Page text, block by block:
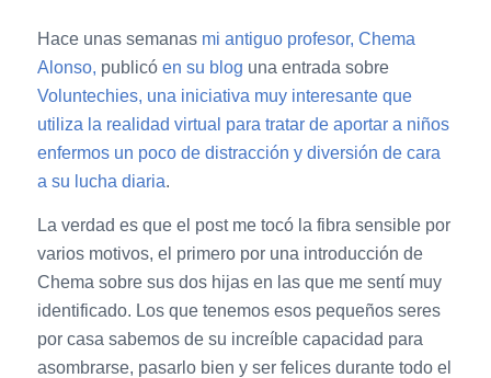
Hace unas semanas mi antiguo profesor, Chema
Alonso, publicó en su blog una entrada sobre
Voluntechies, una iniciativa muy interesante que
utiliza la realidad virtual para tratar de aportar a niños
enfermos un poco de distracción y diversión de cara
a su lucha diaria.
La verdad es que el post me tocó la fibra sensible por
varios motivos, el primero por una introducción de
Chema sobre sus dos hijas en las que me sentí muy
identificado. Los que tenemos esos pequeños seres
por casa sabemos de su increíble capacidad para
asombrarse, pasarlo bien y ser felices durante todo el